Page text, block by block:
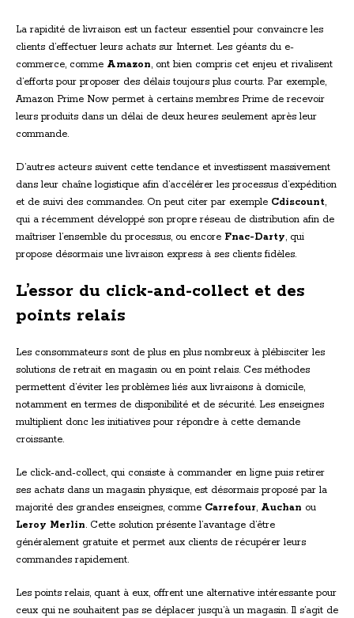
La rapidité de livraison est un facteur essentiel pour convaincre les
clients d’effectuer leurs achats sur Internet. Les géants du e-
commerce, comme Amazon, ont bien compris cet enjeu et rivalisent
d’efforts pour proposer des délais toujours plus courts. Par exemple,
Amazon Prime Now permet à certains membres Prime de recevoir
leurs produits dans un délai de deux heures seulement après leur
commande.
D’autres acteurs suivent cette tendance et investissent massivement
dans leur chaîne logistique afin d’accélérer les processus d’expédition
et de suivi des commandes. On peut citer par exemple Cdiscount,
qui a récemment développé son propre réseau de distribution afin de
maîtriser l’ensemble du processus, ou encore Fnac-Darty, qui
propose désormais une livraison express à ses clients fidèles.
L’essor du click-and-collect et des
points relais
Les consommateurs sont de plus en plus nombreux à plébisciter les
solutions de retrait en magasin ou en point relais. Ces méthodes
permettent d’éviter les problèmes liés aux livraisons à domicile,
notamment en termes de disponibilité et de sécurité. Les enseignes
multiplient donc les initiatives pour répondre à cette demande
croissante.
Le click-and-collect, qui consiste à commander en ligne puis retirer
ses achats dans un magasin physique, est désormais proposé par la
majorité des grandes enseignes, comme Carrefour, Auchan ou
Leroy Merlin. Cette solution présente l’avantage d’être
généralement gratuite et permet aux clients de récupérer leurs
commandes rapidement.
Les points relais, quant à eux, offrent une alternative intéressante pour
ceux qui ne souhaitent pas se déplacer jusqu’à un magasin. Il s’agit de